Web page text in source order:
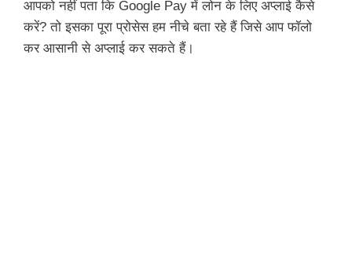
आपको नहीं पता कि Google Pay में लोन के लिए अप्लाई कैसे
करें? तो इसका पूरा प्रोसेस हम नीचे बता रहे हैं जिसे आप फॉलो
कर आसानी से अप्लाई कर सकते हैं।